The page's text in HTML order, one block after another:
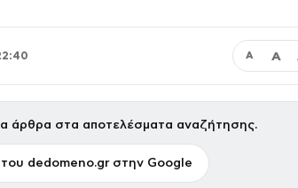
Α Α
άρθρα στα αποτελέσματα αναζήτησης.
dedomeno.gr στην Google